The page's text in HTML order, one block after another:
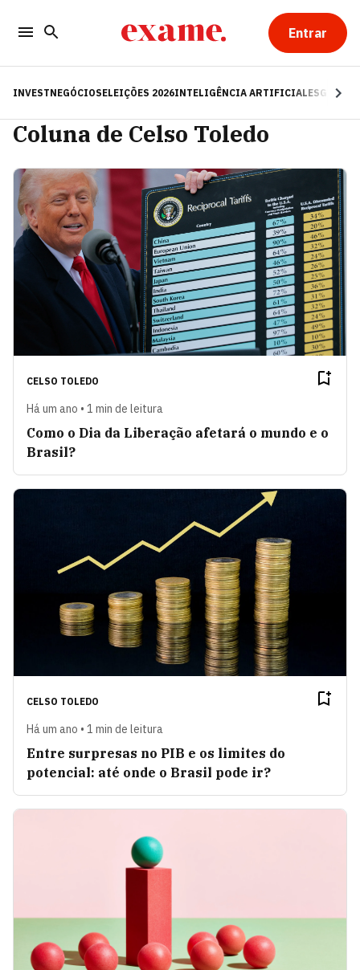
Entrar
INVESTNEGÓCIOSELEIÇÕES 2026INTELIGÊNCIA ARTIFICIALESG
Coluna de Celso Toledo
CELSO TOLEDO
Há um ano • 1 min de leitura
Como o Dia da Liberação afetará o mundo e o
Brasil?
CELSO TOLEDO
Há um ano • 1 min de leitura
Entre surpresas no PIB e os limites do
potencial: até onde o Brasil pode ir?